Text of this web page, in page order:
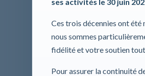
Ces trois décennies ont
nous sommes
fidélité et votre soutien
Pour assurer la continuité